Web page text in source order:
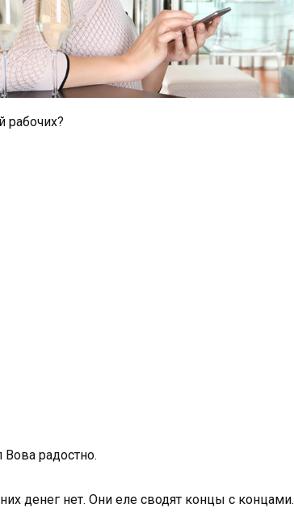
рабочих?
радостно.
денег нет. Они еле сводят концы с концами.